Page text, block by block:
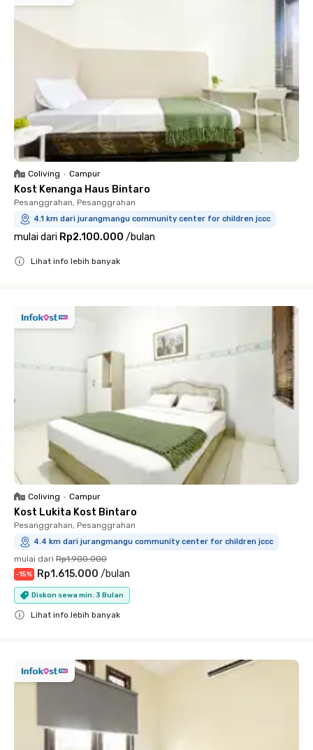
Coliving • Campur
Kost Kenanga Haus Bintaro
Pesanggrahan, Pesanggrahan
4.1 km dari jurangmangu community center for children jccc
mulai dari Rp2.100.000 /bulan
Lihat info lebih banyak
Coliving • Campur
Kost Lukita Kost Bintaro
Pesanggrahan, Pesanggrahan
4.4 km dari jurangmangu community center for children jccc
mulai dari Rp1.900.000
-15% Rp1.615.000 /bulan
Diskon sewa min. 3 Bulan
Lihat info lebih banyak